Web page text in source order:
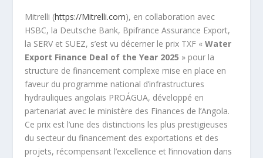
Mitrelli (https://Mitrelli.com), en collaboration avec
HSBC, la Deutsche Bank, Bpifrance Assurance Export,
la SERV et SUEZ, s’est vu décerner le prix TXF « Water
Export Finance Deal of the Year 2025 » pour la
structure de financement complexe mise en place en
faveur du programme national d’infrastructures
hydrauliques angolais PROÁGUA, développé en
partenariat avec le ministère des Finances de l’Angola.
Ce prix est l’une des distinctions les plus prestigieuses
du secteur du financement des exportations et des
projets, récompensant l’excellence et l’innovation dans